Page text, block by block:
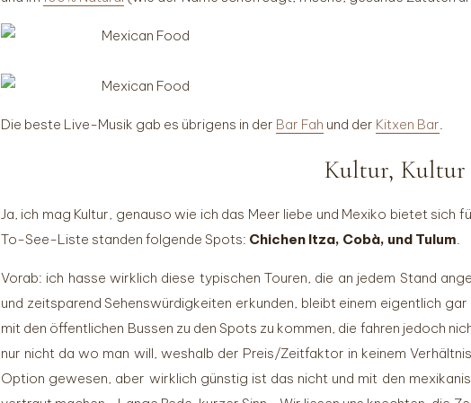
Die beste Live-Musik gab es übrigens in der Bar Fah und der Kitxen Bar.
Kultur, Kultur
Ja, ich mag Kultur, genauso wie ich das Meer liebe und Mexiko bietet sich
To-See-Liste standen folgende Spots: Chichen Itza, Cobà, und Tulum.
Vorab: ich hasse wirklich diese typischen Touren, die an jedem Stand
und zeitsparend Sehenswürdigkeiten erkunden, bleibt einem eigentlich
mit den öffentlichen Bussen zu den Spots zu kommen, die fahren jedoch
nur nicht da wo man will, weshalb der Preis/Zeitfaktor in keinem
Option gewesen, aber wirklich günstig ist das nicht und mit den